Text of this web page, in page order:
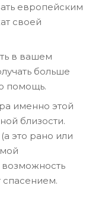
европейским
своей
в вашем
больше
помощь.
именно этой
близости.
это рано или
возможность
спасением.